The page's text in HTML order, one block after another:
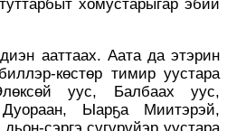
хомустарыгар эбии
ааттаах. Аата да этэрин
көстөр тимир уустара
уус, Балбаах уус,
Ыарҕа Миитэрэй,